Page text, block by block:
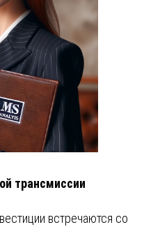
трансмиссии
встречаются со